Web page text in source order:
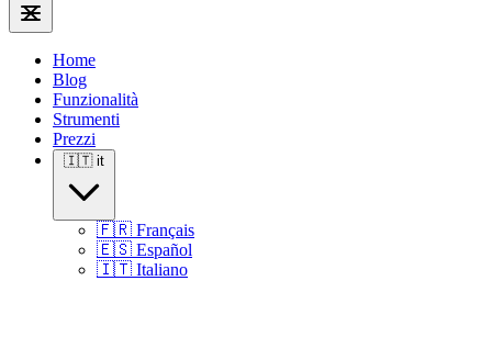
Home
Blog
Funzionalità
Strumenti
Prezzi
🇮🇹 it
🇫🇷 Français
🇪🇸 Español
🇮🇹 Italiano